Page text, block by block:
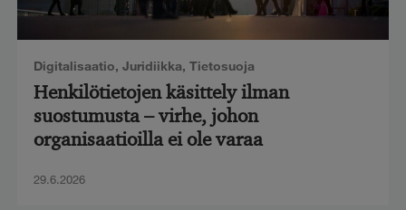
Digitalisaatio, Juridiikka, Tietosuoja
Henkilötietojen käsittely ilman
suostumusta – virhe, johon
organisaatioilla ei ole varaa
29.6.2026